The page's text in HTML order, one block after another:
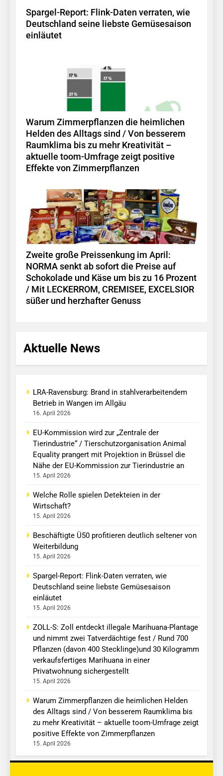
Spargel-Report: Flink-Daten verraten, wie
Deutschland seine liebste Gemüsesaison
einläutet
Warum Zimmerpflanzen die heimlichen
Helden des Alltags sind / Von besserem
Raumklima bis zu mehr Kreativität –
aktuelle toom-Umfrage zeigt positive
Effekte von Zimmerpflanzen
Zweite große Preissenkung im April:
NORMA senkt ab sofort die Preise auf
Schokolade und Käse um bis zu 16 Prozent
/ Mit LECKERROM, CREMISEE, EXCELSIOR
süßer und herzhafter Genuss
Aktuelle News
LRA-Ravensburg: Brand in stahlverarbeitendem
Betrieb in Wangen im Allgäu
16. April 2026
EU-Kommission wird zur „Zentrale der
Tierindustrie“ / Tierschutzorganisation Animal
Equality prangert mit Projektion in Brüssel die
Nähe der EU-Kommission zur Tierindustrie an
15. April 2026
Welche Rolle spielen Detekteien in der
Wirtschaft?
15. April 2026
Beschäftigte Ü50 profitieren deutlich seltener von
Weiterbildung
15. April 2026
Spargel-Report: Flink-Daten verraten, wie
Deutschland seine liebste Gemüsesaison
einläutet
15. April 2026
ZOLL-S: Zoll entdeckt illegale Marihuana-Plantage
und nimmt zwei Tatverdächtige fest / Rund 700
Pflanzen (davon 400 Stecklinge)und 30 Kilogramm
verkaufsfertiges Marihuana in einer
Privatwohnung sichergestellt
15. April 2026
Warum Zimmerpflanzen die heimlichen Helden
des Alltags sind / Von besserem Raumklima bis
zu mehr Kreativität – aktuelle toom-Umfrage zeigt
positive Effekte von Zimmerpflanzen
15. April 2026